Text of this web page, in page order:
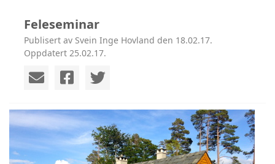
Feleseminar
Publisert av Svein Inge Hovland den 18.02.17.
Oppdatert 25.02.17.